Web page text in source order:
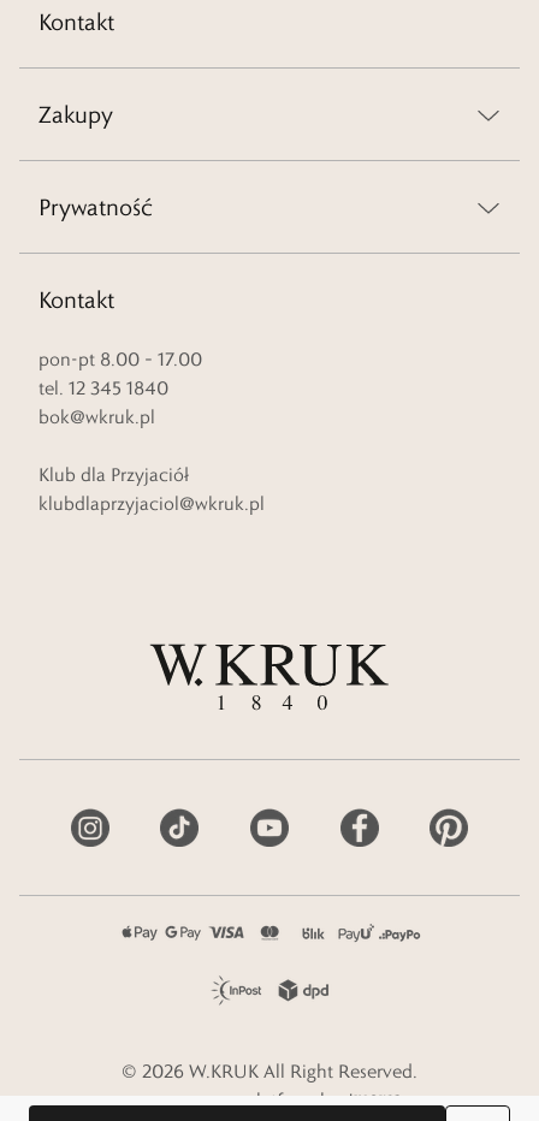
Kontakt
Zakupy
Prywatność
Kontakt
pon-pt 8.00 – 17.00
tel. 12 345 1840
bok@wkruk.pl
Klub dla Przyjaciół
klubdlaprzyjaciol@wkruk.pl
© 2026 W.KRUK All Right Reserved.
e-commerce platform by